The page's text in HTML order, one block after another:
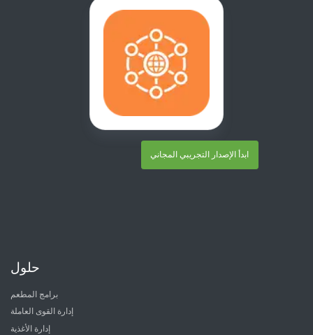
ابدأ الإصدار التجريبي المجاني
حلول
برامج المطعم
إدارة القوى العاملة
إدارة الأغذية